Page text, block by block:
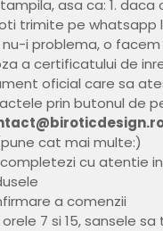
asa ca: 1.
trimite pe whatsapp
i problema, o
a certificatului de
oficial care sa
prin butonul de
cat mai multe:)
cu atentie
a comenzii
7 si 15, sansele sa